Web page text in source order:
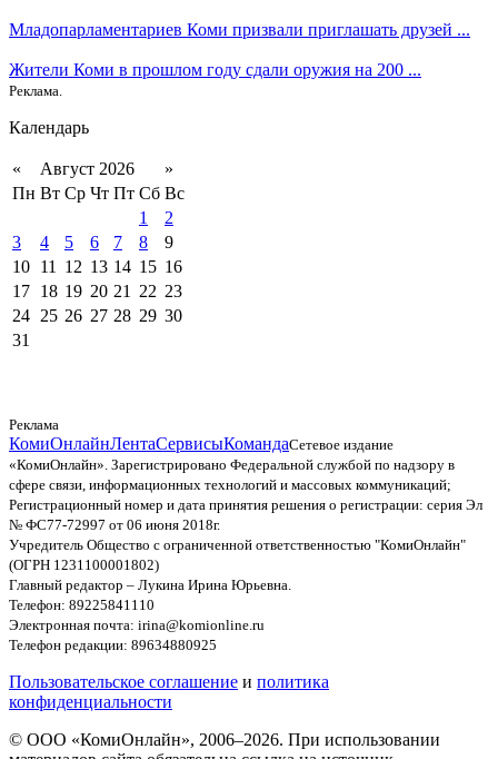
Младопарламентариев Коми призвали приглашать друзей ...
Жители Коми в прошлом году сдали оружия на 200 ...
Реклама.
Календарь
« Август 2026
»
Пн Вт Ср Чт Пт Сб Вс
1
2
3
4 5 6 7 8
9
10 11 12 13 14 15 16
17 18 19 20 21 22 23
24 25 26 27 28 29 30
31
Реклама
КомиОнлайнЛентаСервисыКомандаСетевое издание
«КомиОнлайн». Зарегистрировано Федеральной службой по надзору в
сфере связи, информационных технологий и массовых коммуникаций;
Регистрационный номер и дата принятия решения о регистрации: серия Эл
№ ФС77-72997 от 06 июня 2018г.
Учредитель Общество с ограниченной ответственностью "КомиОнлайн"
(ОГРН 1231100001802)
Главный редактор – Лукина Ирина Юрьевна.
Телефон: 89225841110
Электронная почта: irina@komionline.ru
Телефон редакции: 89634880925
Пользовательское соглашение и политика
конфиденциальности
© ООО «КомиОнлайн», 2006–2026. При использовании